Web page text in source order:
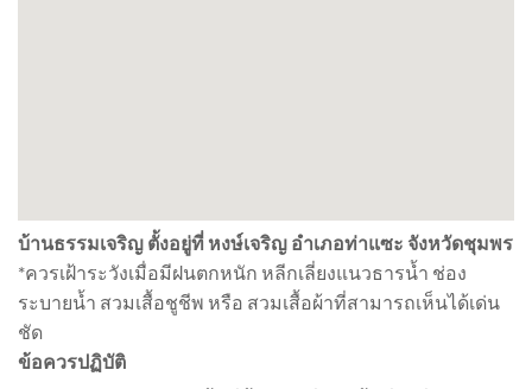
บ้านธรรมเจริญ ตั้งอยู่ที่ หงษ์เจริญ อำเภอท่าแซะ จังหวัดชุมพร
*ควรเฝ้าระวังเมื่อมีฝนตกหนัก หลีกเลี่ยงแนวธารน้ำ ช่อง
ระบายน้ำ สวมเสื้อชูชีพ หรือ สวมเสื้อผ้าที่สามารถเห็นได้เด่น
ชัด
ข้อควรปฏิบัติ